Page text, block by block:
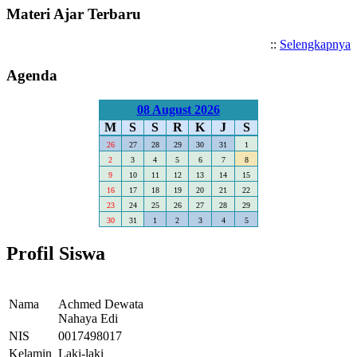
Materi Ajar Terbaru
:: Selengkapnya
Agenda
08 August 2026
M
S S R K J S
26 27 28 29 30 31
1
2
3 4 5 6 7
8
9
10 11 12 13 14
15
16
17 18 19 20 21
22
23
24 25 26 27 28
29
30
31 1 2 3 4 5
Profil Siswa
Nama
Achmed Dewata
Nahaya Edi
NIS
0017498017
Kelamin Laki-laki